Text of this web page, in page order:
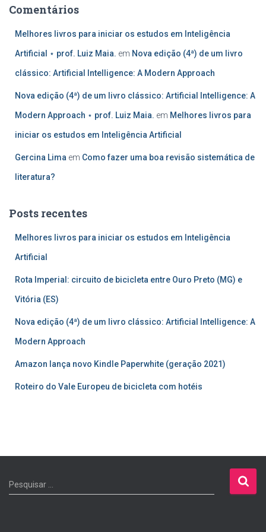
Comentários
Melhores livros para iniciar os estudos em Inteligência
Artificial ⋆ prof. Luiz Maia. em Nova edição (4ª) de um livro
clássico: Artificial Intelligence: A Modern Approach
Nova edição (4ª) de um livro clássico: Artificial Intelligence: A
Modern Approach ⋆ prof. Luiz Maia. em Melhores livros para
iniciar os estudos em Inteligência Artificial
Gercina Lima em Como fazer uma boa revisão sistemática de
literatura?
Posts recentes
Melhores livros para iniciar os estudos em Inteligência
Artificial
Rota Imperial: circuito de bicicleta entre Ouro Preto (MG) e
Vitória (ES)
Nova edição (4ª) de um livro clássico: Artificial Intelligence: A
Modern Approach
Amazon lança novo Kindle Paperwhite (geração 2021)
Roteiro do Vale Europeu de bicicleta com hotéis
P
e
Pesquisar …